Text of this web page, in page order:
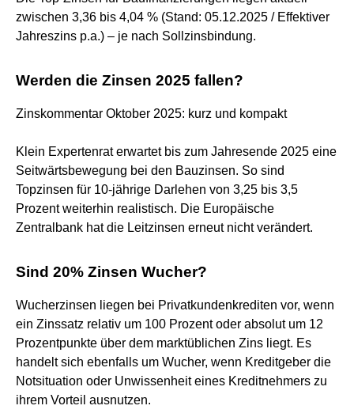
zwischen 3,36 bis 4,04 % (Stand: 05.12.2025 / Effektiver
Jahreszins p.a.) – je nach Sollzinsbindung.
Werden die Zinsen 2025 fallen?
Zinskommentar Oktober 2025: kurz und kompakt
Klein Expertenrat erwartet bis zum Jahresende 2025 eine
Seitwärtsbewegung bei den Bauzinsen. So sind
Topzinsen für 10-jährige Darlehen von 3,25 bis 3,5
Prozent weiterhin realistisch. Die Europäische
Zentralbank hat die Leitzinsen erneut nicht verändert.
Sind 20% Zinsen Wucher?
Wucherzinsen liegen bei Privatkundenkrediten vor, wenn
ein Zinssatz relativ um 100 Prozent oder absolut um 12
Prozentpunkte über dem marktüblichen Zins liegt. Es
handelt sich ebenfalls um Wucher, wenn Kreditgeber die
Notsituation oder Unwissenheit eines Kreditnehmers zu
ihrem Vorteil ausnutzen.